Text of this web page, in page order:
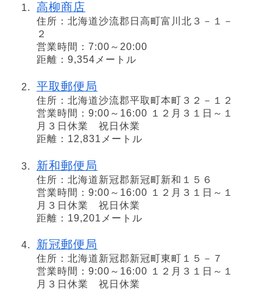
高柳商店
住所：北海道沙流郡日高町富川北３－１－
２
営業時間：7:00～20:00
距離：9,354メートル
平取郵便局
住所：北海道沙流郡平取町本町３２－１２
営業時間：9:00～16:00 １２月３１日～１
月３日休業 祝日休業
距離：12,831メートル
新和郵便局
住所：北海道新冠郡新冠町新和１５６
営業時間：9:00～16:00 １２月３１日～１
月３日休業 祝日休業
距離：19,201メートル
新冠郵便局
住所：北海道新冠郡新冠町東町１５－７
営業時間：9:00～16:00 １２月３１日～１
月３日休業 祝日休業